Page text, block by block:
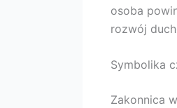
osoba
rozwój
Symbolika
Zakonnica